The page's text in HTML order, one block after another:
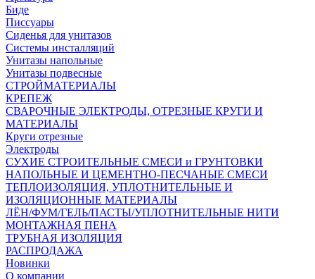
Биде
Писсуары
Сиденья для унитазов
Системы инсталляций
Унитазы напольные
Унитазы подвесные
СТРОЙМАТЕРИАЛЫ
КРЕПЕЖ
СВАРОЧНЫЕ ЭЛЕКТРОДЫ, ОТРЕЗНЫЕ КРУГИ И
МАТЕРИАЛЫ
Круги отрезные
Электроды
СУХИЕ СТРОИТЕЛЬНЫЕ СМЕСИ и ГРУНТОВКИ
НАПОЛЬНЫЕ И ЦЕМЕНТНО-ПЕСЧАНЫЕ СМЕСИ
ТЕПЛОИЗОЛЯЦИЯ, УПЛОТНИТЕЛЬНЫЕ И
ИЗОЛЯЦИОННЫЕ МАТЕРИАЛЫ
ЛЁН/ФУМ/ГЕЛЬ/ПАСТЫ/УПЛОТНИТЕЛЬНЫЕ НИТИ
МОНТАЖНАЯ ПЕНА
ТРУБНАЯ ИЗОЛЯЦИЯ
РАСПРОДАЖА
Новинки
О компании